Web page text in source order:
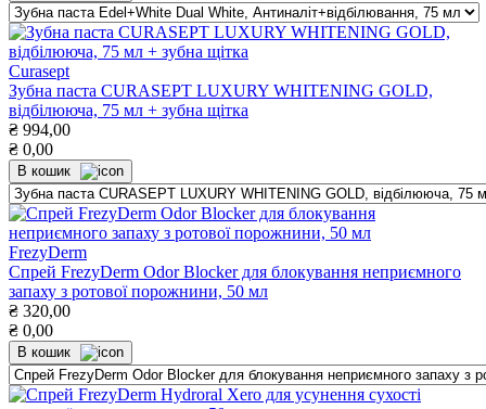
Curasept
Зубна паста CURASEPT LUXURY WHITENING GOLD,
відбілююча, 75 мл + зубна щітка
₴ 994,00
₴ 0,00
В кошик
FrezyDerm
Спрей FrezyDerm Odor Blocker для блокування неприємного
запаху з ротової порожнини, 50 мл
₴ 320,00
₴ 0,00
В кошик